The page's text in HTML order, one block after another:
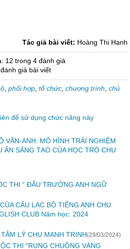
Tác giả bài viết: Hoàng Thị Hạnh
12 trong 4 đánh giá
giá bài viết
phối hợp tổ chức chương trình chủ
để sử dụng chức năng này
VĂN-ANH: MÔ HÌNH TRẢI NGHIỆM
ẤN SÁNG TẠO CỦA HỌC TRÒ CHU
THI “ ĐẤU TRƯỜNG ANH NGỮ
CÂU LẠC BỘ TIẾNG ANH CHU
CLUB Năm học: 2024
LÝ CHU MẠNH TRINH(29/03/2024)
THI "RUNG CHUÔNG VÀNG